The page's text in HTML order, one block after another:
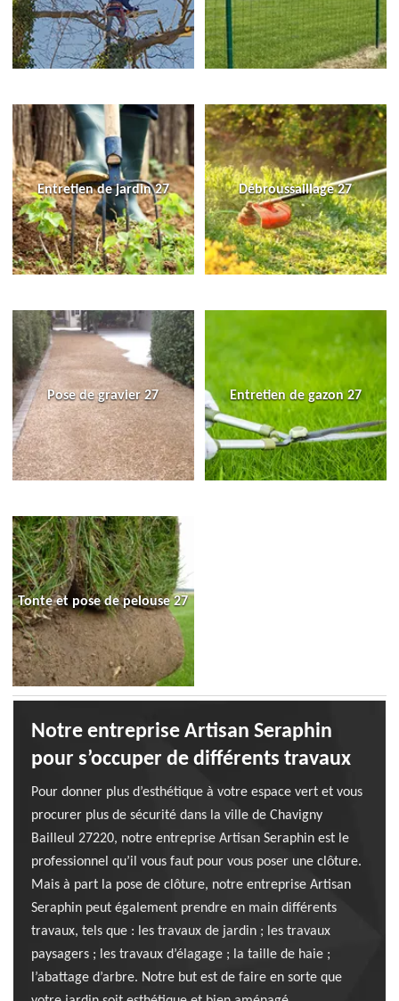
Entretien de jardin 27 Débroussaillage 27
Pose de gravier 27 Entretien de gazon 27
Tonte et pose de pelouse 27
Notre entreprise Artisan Seraphin
pour s’occuper de différents travaux
Pour donner plus d’esthétique à votre espace vert et vous
procurer plus de sécurité dans la ville de Chavigny
Bailleul 27220, notre entreprise Artisan Seraphin est le
professionnel qu’il vous faut pour vous poser une clôture.
Mais à part la pose de clôture, notre entreprise Artisan
Seraphin peut également prendre en main différents
travaux, tels que : les travaux de jardin ; les travaux
paysagers ; les travaux d’élagage ; la taille de haie ;
l’abattage d’arbre. Notre but est de faire en sorte que